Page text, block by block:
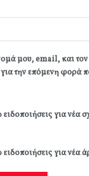
μου, email, και τον
την επόμενη φορά
για νέα
για νέα